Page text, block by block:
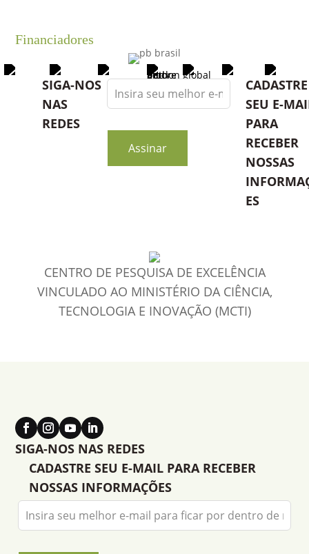
Financiadores
SIGA-NOS
NAS
REDES
Leave
this
blank
Assinar
CADASTRE
SEU E-
PARA
RECEBER
NOSSAS
ES
CENTRO DE PESQUISA DE EXCELÊNCIA
VINCULADO AO MINISTÉRIO DA CIÊNCIA,
TECNOLOGIA E INOVAÇÃO (MCTI)
SIGA-NOS NAS REDES
CADASTRE SEU E-MAIL PARA RECEBER
NOSSAS INFORMAÇÕES
Leave
this